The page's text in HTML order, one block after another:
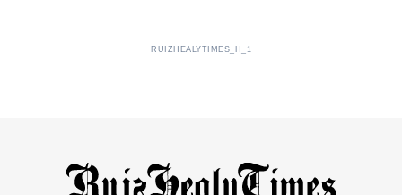
RUIZHEALYTIMES_H_1